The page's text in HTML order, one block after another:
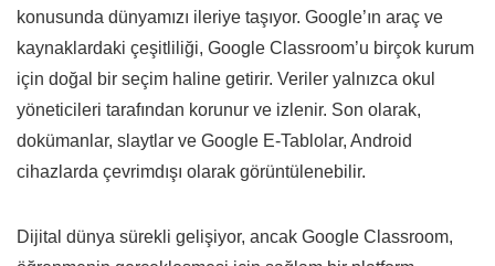
konusunda dünyamızı ileriye taşıyor. Google’ın araç ve
kaynaklardaki çeşitliliği, Google Classroom’u birçok kurum
için doğal bir seçim haline getirir. Veriler yalnızca okul
yöneticileri tarafından korunur ve izlenir. Son olarak,
dokümanlar, slaytlar ve Google E-Tablolar, Android
cihazlarda çevrimdışı olarak görüntülenebilir.
Dijital dünya sürekli gelişiyor, ancak Google Classroom,